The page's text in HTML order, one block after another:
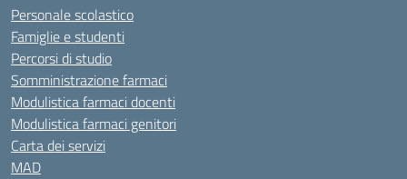
Personale scolastico
Famiglie e studenti
Percorsi di studio
Somministrazione farmaci
Modulistica farmaci docenti
Modulistica farmaci genitori
Carta dei servizi
MAD